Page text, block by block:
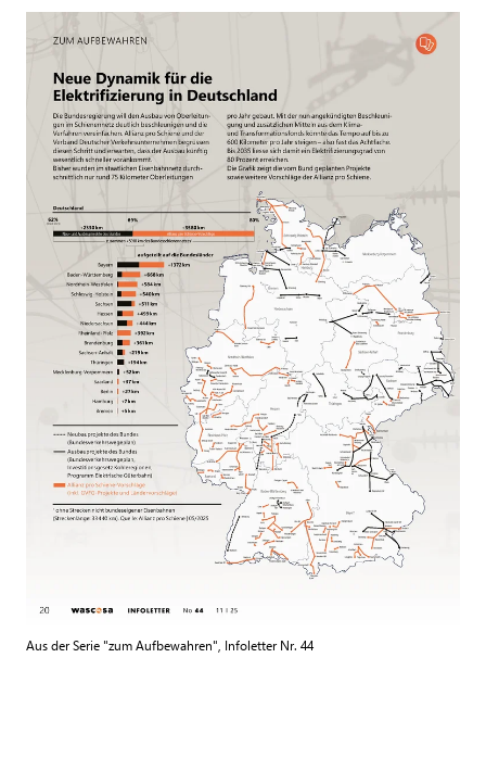
Aus der Serie "zum Aufbewahren", Infoletter Nr. 44